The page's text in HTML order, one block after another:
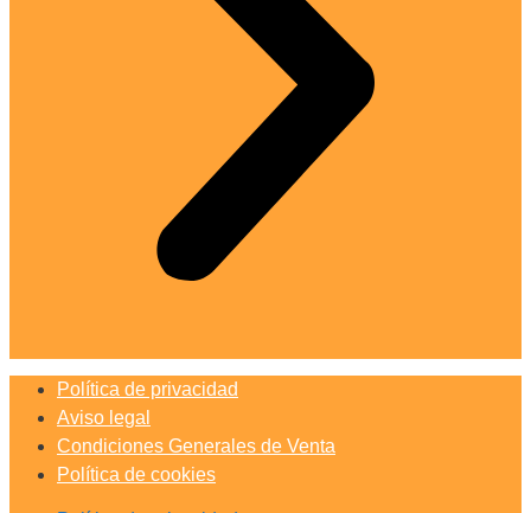
Política de privacidad
Aviso legal
Condiciones Generales de Venta
Política de cookies